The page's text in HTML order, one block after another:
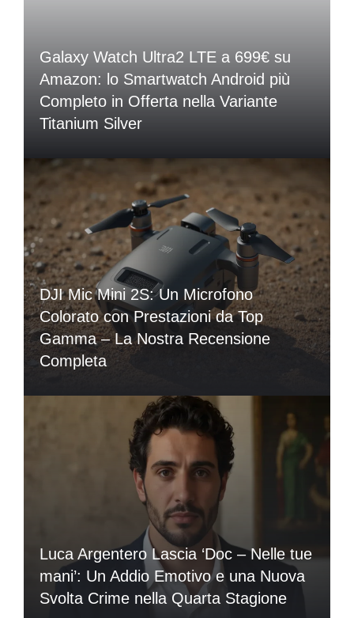
Galaxy Watch Ultra2 LTE a 699€ su
Amazon: lo Smartwatch Android più
Completo in Offerta nella Variante
Titanium Silver
DJI Mic Mini 2S: Un Microfono
Colorato con Prestazioni da Top
Gamma – La Nostra Recensione
Completa
Luca Argentero Lascia ‘Doc – Nelle tue
mani’: Un Addio Emotivo e una Nuova
Svolta Crime nella Quarta Stagione